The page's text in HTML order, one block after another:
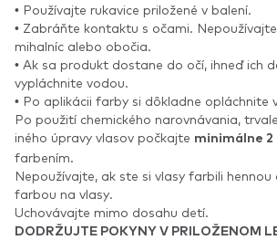
• Používajte rukavice priložené v balení.
• Zabráňte kontaktu s očami.
mihalníc alebo obočia.
• Ak sa produkt dostane do očí, ihneď ich
vypláchnite vodou.
• Po aplikácii farby si dôkladne opláchnite
Po použití chemického narovnávania,
iného úpravy vlasov počkajte minimálne
farbením.
Nepoužívajte, ak ste si vlasy farbili
farbou na vlasy.
Uchovávajte mimo dosahu detí.
DODRŽUJTE POKYNY V PRILOŽENOM